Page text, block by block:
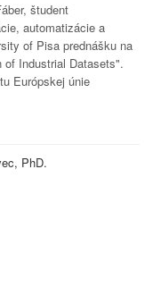
študent
automatizácie a
of Pisa prednášku na
of Industrial Datasets".
Európskej únie
PhD.